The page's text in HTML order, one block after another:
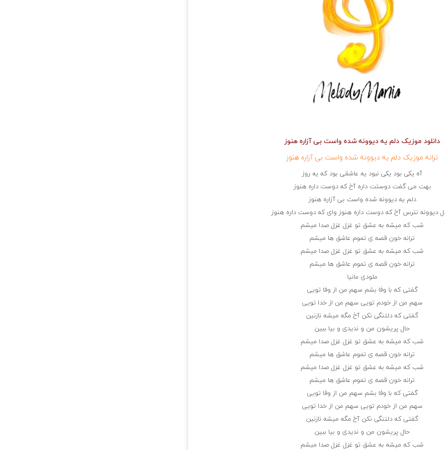
دانلود موزیک دلم یه دیوونه شده واست بی آزاره هنوز
ترانه موزیک دلم یه دیوونه شده واست بی آزاره هنوز
آه یکی بود یکی نبود یه عاشقی بود که یه روز
بهت می گفت دوستت داره آخ که دوست داره هنوز
دلم یه دیوونه شده واست بی آزاره هنوز
دیوونه نترس آخ که دوست داره هنوز وای که دوست داره هنوز
شب که میشه به عشق تو غزل غزل صدا میشم
ترانه خون قصه ی تموم عاشق ها میشم
شب که میشه به عشق تو غزل غزل صدا میشم
ترانه خون قصه ی تموم عاشق ها میشم
ملودی مانیا
گفتی که با وفا بشم سهم من از وفا تویی
سهم من از خودم تویی سهم من از خدا تویی
گفتی که دلتنگی نکن آخ مگه میشه نازنین
حال پریشون من و ندیدی و بیا ببین
شب که میشه به عشق تو غزل غزل صدا میشم
ترانه خون قصه ی تموم عاشق ها میشم
شب که میشه به عشق تو غزل غزل صدا میشم
ترانه خون قصه ی تموم عاشق ها میشم
گفتی که با وفا بشم سهم من از وفا تویی
سهم من از خودم تویی سهم من از خدا تویی
گفتی که دلتنگی نکن آخ مگه میشه نازنین
حال پریشون من و ندیدی و بیا ببین
شب که میشه به عشق تو غزل غزل صدا میشم